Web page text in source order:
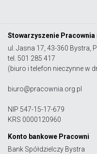
Stowarzyszenie
ul. Jasna 17, 43-360 Bystra,
tel. 501 285 417
(biuro i telefon nieczynne w
biuro@pracownia.org.pl
NIP 547-15-17-679
KRS 0000120960
Konto bankowe Pracowni
Bank Spółdzielczy Bystra